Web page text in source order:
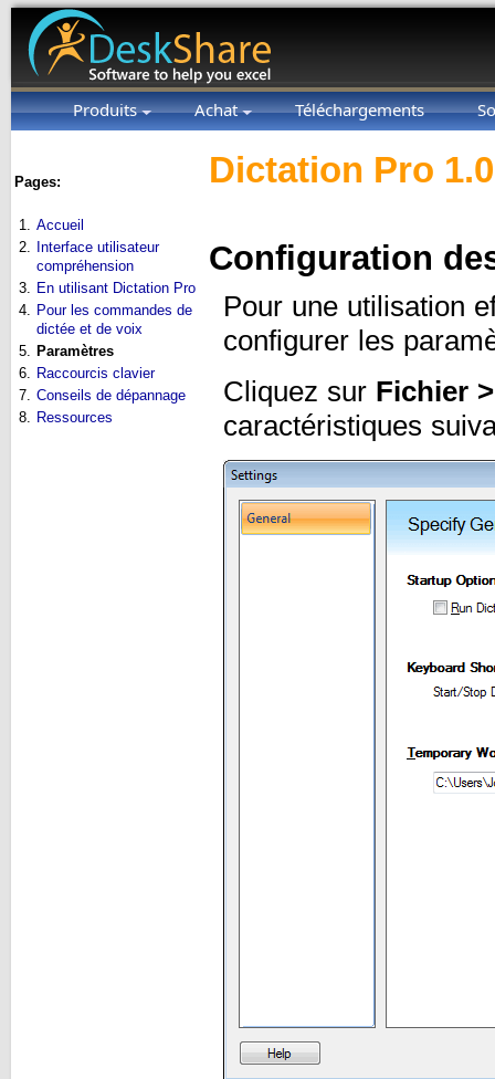
Produits Achat Téléchargements
Pages:
1. Accueil
2.
Interface utilisateur
compréhension
3. En utilisant Dictation Pro
4. Pour les commandes de
dictée et de voix
5. Paramètres
6. Raccourcis clavier
7. Conseils de dépannage
8. Ressources
Dictation Pro
Configuration
Pour une utilisation
configurer les
Cliquez sur Fichier
caractéristiques